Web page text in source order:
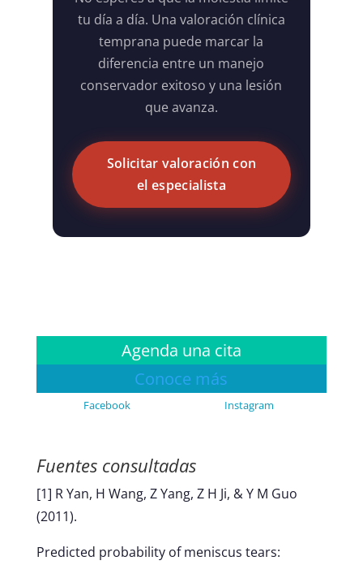
tu día a día. Una valoración clínica
temprana puede marcar la
diferencia entre un manejo
conservador exitoso y una lesión
que avanza.
Solicitar valoración con
el especialista
Agenda una cita
Conoce más
Facebook Instagram
Fuentes consultadas
[1] R Yan, H Wang, Z Yang, Z H Ji, & Y M Guo
(2011).
Predicted probability of meniscus tears: